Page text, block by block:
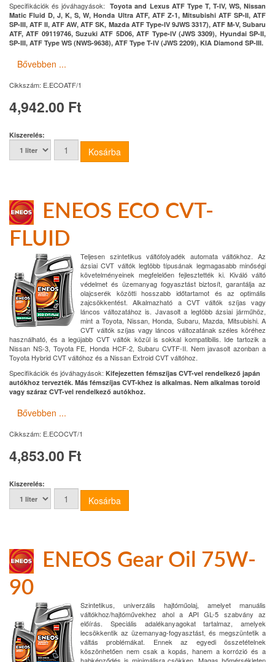
Specifikációk és jóváhagyások: Toyota and Lexus ATF Type T, T-IV, WS, Nissan
Matic Fluid D, J, K, S, W, Honda Ultra ATF, ATF Z-1, Mitsubishi ATF SP-II, ATF
SP-III, ATF II, ATF AW, ATF SK, Mazda ATF Type-IV 9JWS 3317), ATF M-V, Subaru
ATF, ATF 09119746, Suzuki ATF 5D06, ATF Type-IV (JWS 3309), Hyundai SP-II,
SP-III, ATF Type WS (NWS-9638), ATF Type T-IV (JWS 2209), KIA Diamond SP-III.
Bővebben ...
Cikkszám: E.ECOATF/1
4,942.00 Ft
Kiszerelés:
ENEOS ECO CVT-
FLUID
Teljesen szintetikus váltófolyadék automata váltókhoz. Az
ázsiai CVT váltók legtöbb típusának legmagasabb minőségi
követelményeinek megfelelően fejlesztették ki. Kiváló váltó
védelmet és üzemanyag fogyasztást biztosít, garantálja az
olajcserék közötti hosszabb időtartamot és az optimális
zajcsökkentést. Alkalmazható a CVT váltók szíjas vagy
láncos változatához is. Javasolt a legtöbb ázsiai járműhöz,
mint a Toyota, Nissan, Honda, Subaru, Mazda, Mitsubishi. A
CVT váltók szíjas vagy láncos változatának széles köréhez
használható, és a legújabb CVT váltók közül is sokkal kompatibilis. Ide tartozik a
Nissan NS-3, Toyota FE, Honda HCF-2, Subaru CVTF-II. Nem javasolt azonban a
Toyota Hybrid CVT váltóhoz és a Nissan Extroid CVT váltóhoz.
Specifikációk és jóváhagyások: Kifejezetten fémszíjas CVT-vel rendelkező japán
autókhoz tervezték. Más fémszíjas CVT-khez is alkalmas. Nem alkalmas toroid
vagy száraz CVT-vel rendelkező autókhoz.
Bővebben ...
Cikkszám: E.ECOCVT/1
4,853.00 Ft
Kiszerelés:
ENEOS Gear Oil 75W-
90
Szintetikus, univerzális hajtóműolaj, amelyet manuális
váltókhoz/hajtóművekhez ahol a API GL-5 szabvány az
előírás. Speciális adalékanyagokat tartalmaz, amelyek
lecsökkentik az üzemanyag-fogyasztást, és megszüntetik a
váltás problémákat. Ennek az egyedi összetételnek
köszönhetően nem csak a kopás, hanem a korrózió és a